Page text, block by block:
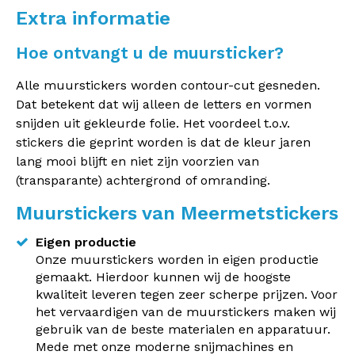
Extra informatie
Hoe ontvangt u de muursticker?
Alle muurstickers worden contour-cut gesneden.
Dat betekent dat wij alleen de letters en vormen
snijden uit gekleurde folie. Het voordeel t.o.v.
stickers die geprint worden is dat de kleur jaren
lang mooi blijft en niet zijn voorzien van
(transparante) achtergrond of omranding.
Muurstickers van Meermetstickers
Eigen productie
Onze muurstickers worden in eigen productie
gemaakt. Hierdoor kunnen wij de hoogste
kwaliteit leveren tegen zeer scherpe prijzen. Voor
het vervaardigen van de muurstickers maken wij
gebruik van de beste materialen en apparatuur.
Mede met onze moderne snijmachines en